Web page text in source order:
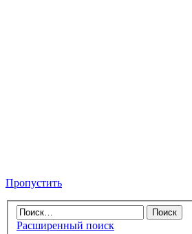
Пропустить
Расширенный поиск